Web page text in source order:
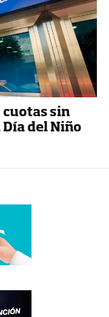
cuotas sin
del Niño